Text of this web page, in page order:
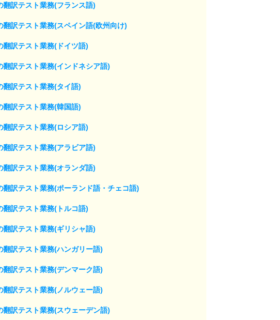
翻訳テスト業務(フランス語)
翻訳テスト業務(スペイン語(欧州向け)
翻訳テスト業務(ドイツ語)
翻訳テスト業務(インドネシア語)
翻訳テスト業務(タイ語)
翻訳テスト業務(韓国語)
翻訳テスト業務(ロシア語)
翻訳テスト業務(アラビア語)
翻訳テスト業務(オランダ語)
翻訳テスト業務(ポーランド語・チェコ語)
翻訳テスト業務(トルコ語)
翻訳テスト業務(ギリシャ語)
翻訳テスト業務(ハンガリー語)
翻訳テスト業務(デンマーク語)
翻訳テスト業務(ノルウェー語)
翻訳テスト業務(スウェーデン語)